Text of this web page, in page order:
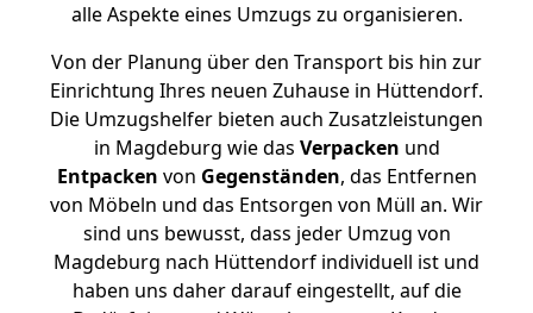
alle Aspekte eines Umzugs zu organisieren.
Von der Planung über den Transport bis hin zur
Einrichtung Ihres neuen Zuhause in Hüttendorf.
Die Umzugshelfer bieten auch Zusatzleistungen
in Magdeburg wie das Verpacken und
Entpacken von Gegenständen, das Entfernen
von Möbeln und das Entsorgen von Müll an. Wir
sind uns bewusst, dass jeder Umzug von
Magdeburg nach Hüttendorf individuell ist und
haben uns daher darauf eingestellt, auf die